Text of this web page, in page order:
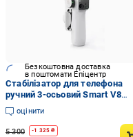
Безкоштовна доставка
в поштомати Епіцентр
Стабілізатор для телефона
ручний 3-осьовий Smart V8
подовжувач/штатив/
відстеження обличчя Білий
(3108001806)
оцінити
5 300 -1 325 ₴